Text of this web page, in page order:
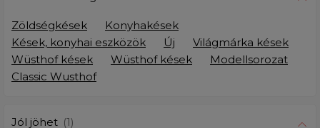
Zöldségkések
Konyhakések
Kések, konyhai eszközök
Új
Világmárka kések
Wüsthof kések
Wüsthof kések
Modellsorozat
Classic Wusthof
Jól jöhet (1)